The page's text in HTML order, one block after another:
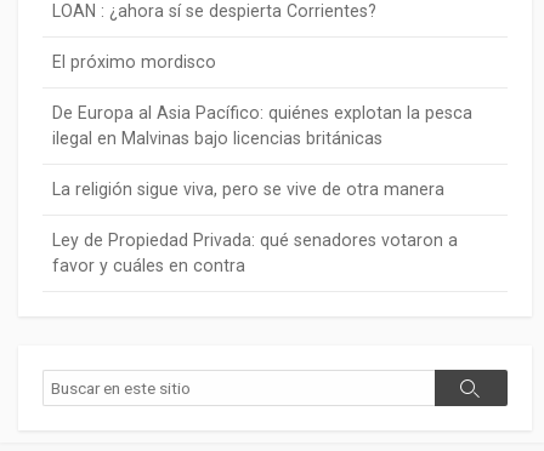
LOAN : ¿ahora sí se despierta Corrientes?
El próximo mordisco
De Europa al Asia Pacífico: quiénes explotan la pesca
ilegal en Malvinas bajo licencias británicas
La religión sigue viva, pero se vive de otra manera
Ley de Propiedad Privada: qué senadores votaron a
favor y cuáles en contra
Buscar
Buscar